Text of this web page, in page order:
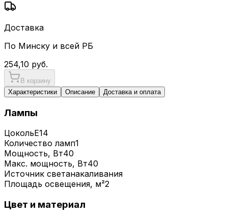
Доставка
По Минску и всей РБ
254,10 руб.
В корзину
Характеристики
Описание Доставка и оплата
Лампы
ЦокольE14
Количество ламп1
Мощность, Вт40
Макс. мощность, Вт40
Источник светанакаливания
Площадь освещения, м²2
Цвет и материал